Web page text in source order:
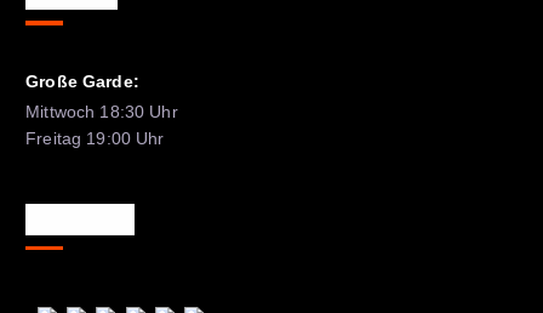
Große Garde:
Mittwoch 18:30 Uhr
Freitag 19:00 Uhr